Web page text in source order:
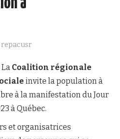
repacusr
La Coalition régionale
invite la population à
à la manifestation du Jour
à Québec.
et organisatrices